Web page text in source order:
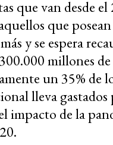
que van desde el
que
y se espera
millones de
un 35% de
lleva gastados
impacto de la